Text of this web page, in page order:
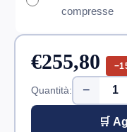
compresse
€255,80
Quantità: −
🛒